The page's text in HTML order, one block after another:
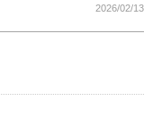
2026/02/13